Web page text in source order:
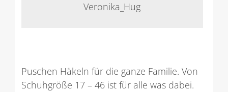
Veronika_Hug
Puschen Häkeln für die ganze Familie. Von
Schuhgröße 17 – 46 ist für alle was dabei.